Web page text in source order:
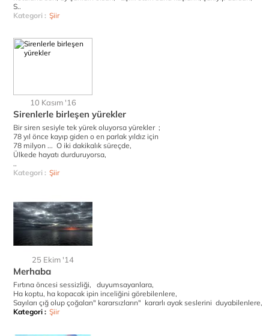
S..
Kategori : Şiir
10 Kasım '16
Sirenlerle birleşen yürekler
Bir siren sesiyle tek yürek oluyorsa yürekler ;
78 yıl önce kayıp giden o en parlak yıldız için
78 milyon ... O iki dakikalık süreçde,
Ülkede hayatı durduruyorsa,
..
Kategori : Şiir
25 Ekim '14
Merhaba
Fırtına öncesi sessizliği, duyumsayanlara,
Ha koptu, ha kopacak ipin inceliğini görebilenlere,
Sayıları çığ olup çoğalan" kararsızların" kararlı ayak seslerini duyabilenlere,
Kategori : Şiir